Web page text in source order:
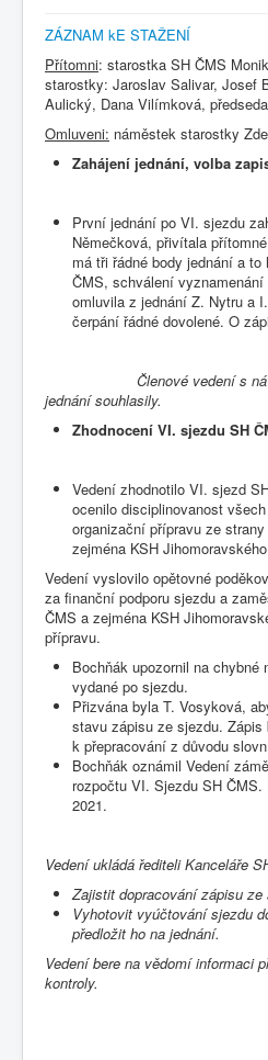
ZÁZNAM kE STAŽENÍ
Přítomni: starostka SH ČMS
starostky: Jaroslav Salivar, Josef
Aulický, Dana Vilímková,
Omluveni: náměstek starostky
Zahájení jednání, volba
První jednání po VI. sjezdu
Němečková, přivítala
má tři řádné body jednání a
ČMS, schválení
omluvila z jednání Z. Nytru a
čerpání řádné dovolené. O
Členové vedení s
jednání souhlasily.
Zhodnocení VI. sjezdu SH
Vedení zhodnotilo VI. sjezd
ocenilo disciplinovanost
organizační přípravu ze
zejména KSH
Vedení vyslovilo opětovné
za finanční podporu sjezdu a
ČMS a zejména KSH
přípravu.
Bochňák upozornil na
vydané po sjezdu.
Přizvána byla T. Vosyková,
stavu zápisu ze sjezdu.
k přepracování z důvodu
Bochňák oznámil Vedení
rozpočtu VI. Sjezdu SH
2021.
Vedení ukládá řediteli Kanceláře
Zajistit dopracování zápisu
Vyhotovit vyúčtování sjezdu
předložit ho na jednání.
Vedení bere na vědomí informaci
kontroly.